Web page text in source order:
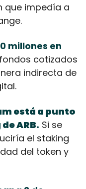
que impedía a
millones en
cotizados
indirecta de
está a punto
ARB. Si se
el staking
del token y